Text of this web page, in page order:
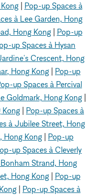
| Pop-up Spaces à
à Lee Garden, Hong
Hong Kong| Pop-up
up Spaces à Hysan
Crescent, Hong
Hong Kong
Pop-up
up Spaces à Percival
Goldmark, Hong Kong|
Kong
Pop-up Spaces à
à Jubilee Street, Hong
Hong Kong
Pop-up
up Spaces à Cleverly
Strand, Hong
Hong Kong| Pop-up
Pop-up Spaces à